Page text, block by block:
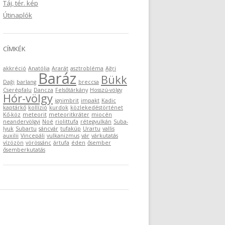
Táj, tér. kép
Útinaplók
CÍMKÉK
akkréció Anatólia Ararát asztrobléma Ağri
Daği barlang Baráz breccsa Bükk
Cserépfalu Dancza Felsőtárkány Hosszú-völgy
Hór-völgy ignimbrit impakt Kadic
kaptárkő kollízió kurdok közlekedéstörténet
Kő-köz meteorit meteoritkráter miocén
neandervölgyi Noé riolittufa rétegvulkán Suba-
lyuk Subartu sáncvár tufakúp Urartu vallis
auxilii Vincepáli vulkanizmus vár várkutatás
vízözön vörössánc ártufa éden ősember
ősemberkutatás